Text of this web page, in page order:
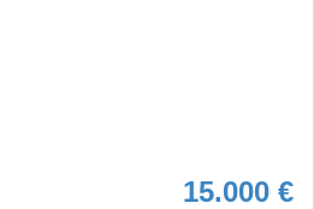
15.000 €